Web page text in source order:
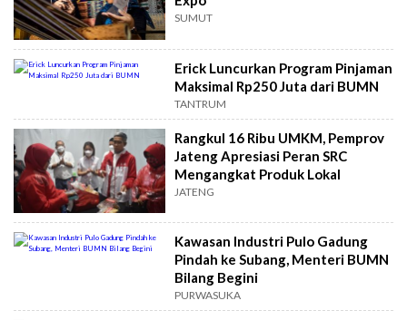
SUMUT
Erick Luncurkan Program Pinjaman
Maksimal Rp250 Juta dari BUMN
TANTRUM
Rangkul 16 Ribu UMKM, Pemprov
Jateng Apresiasi Peran SRC
Mengangkat Produk Lokal
JATENG
Kawasan Industri Pulo Gadung
Pindah ke Subang, Menteri BUMN
Bilang Begini
PURWASUKA